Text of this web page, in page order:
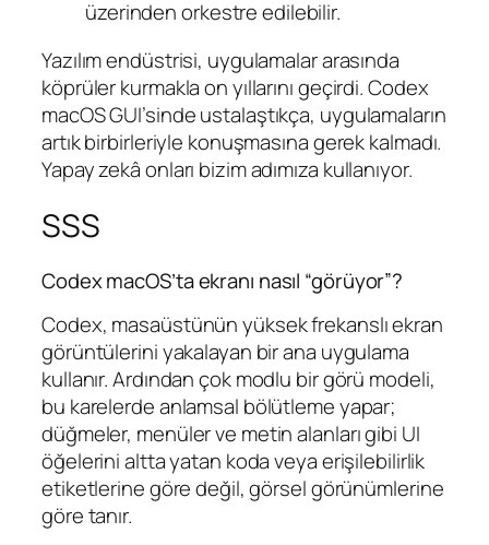
üzerinden orkestre edilebilir.
Yazılım endüstrisi, uygulamalar arasında
köprüler kurmakla on yıllarını geçirdi. Codex
macOS GUI’sinde ustalaştıkça, uygulamaların
artık birbirleriyle konuşmasına gerek kalmadı.
Yapay zekâ onları bizim adımıza kullanıyor.
SSS
Codex macOS’ta ekranı nasıl “görüyor”?
Codex, masaüstünün yüksek frekanslı ekran
görüntülerini yakalayan bir ana uygulama
kullanır. Ardından çok modlu bir görü modeli,
bu karelerde anlamsal bölütleme yapar;
düğmeler, menüler ve metin alanları gibi UI
öğelerini altta yatan koda veya erişilebilirlik
etiketlerine göre değil, görsel görünümlerine
göre tanır.